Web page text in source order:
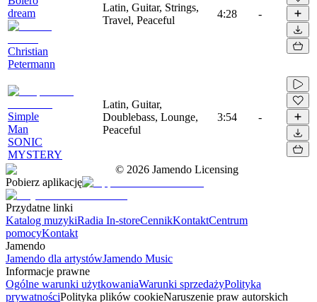
dream
Christian
Petermann
Latin, Guitar, Strings,
Travel, Peaceful
4:28 -
Simple
Man
SONIC
MYSTERY
Latin, Guitar,
Doublebass, Lounge,
Peaceful
3:54 -
© 2026 Jamendo Licensing
Pobierz aplikację
Przydatne linki
Katalog muzykiRadia In-storeCennikKontaktCentrum
pomocyKontakt
Jamendo
Jamendo dla artystówJamendo Music
Informacje prawne
Ogólne warunki użytkowaniaWarunki sprzedażyPolityka
prywatnościPolityka plików cookieNaruszenie praw autorskich